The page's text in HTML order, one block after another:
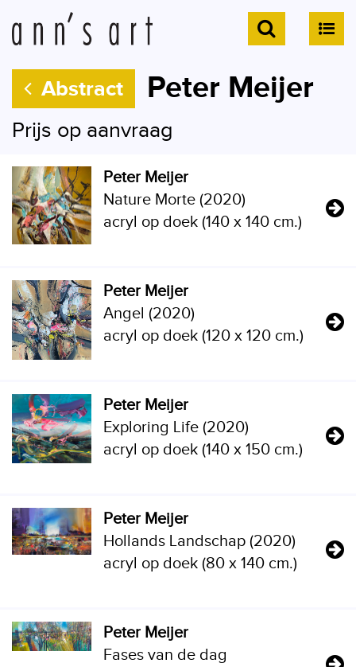
Abstract Peter Meijer
Prijs op aanvraag
Peter Meijer
Nature Morte (2020)
acryl op doek (140 x 140 cm.)
Peter Meijer
Angel (2020)
acryl op doek (120 x 120 cm.)
Peter Meijer
Exploring Life (2020)
acryl op doek (140 x 150 cm.)
Peter Meijer
Hollands Landschap (2020)
acryl op doek (80 x 140 cm.)
Peter Meijer
Fases van de dag